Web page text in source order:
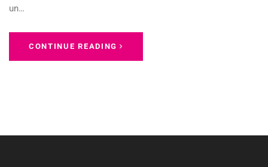
un…
CONTINUE READING